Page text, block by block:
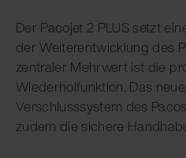
Der Pacojet 2 PLUS setzt
der Weiterentwicklung des
zentraler Mehrwert ist die
Wiederholfunktion. Das
Verschlusssystem des
zudem die sichere